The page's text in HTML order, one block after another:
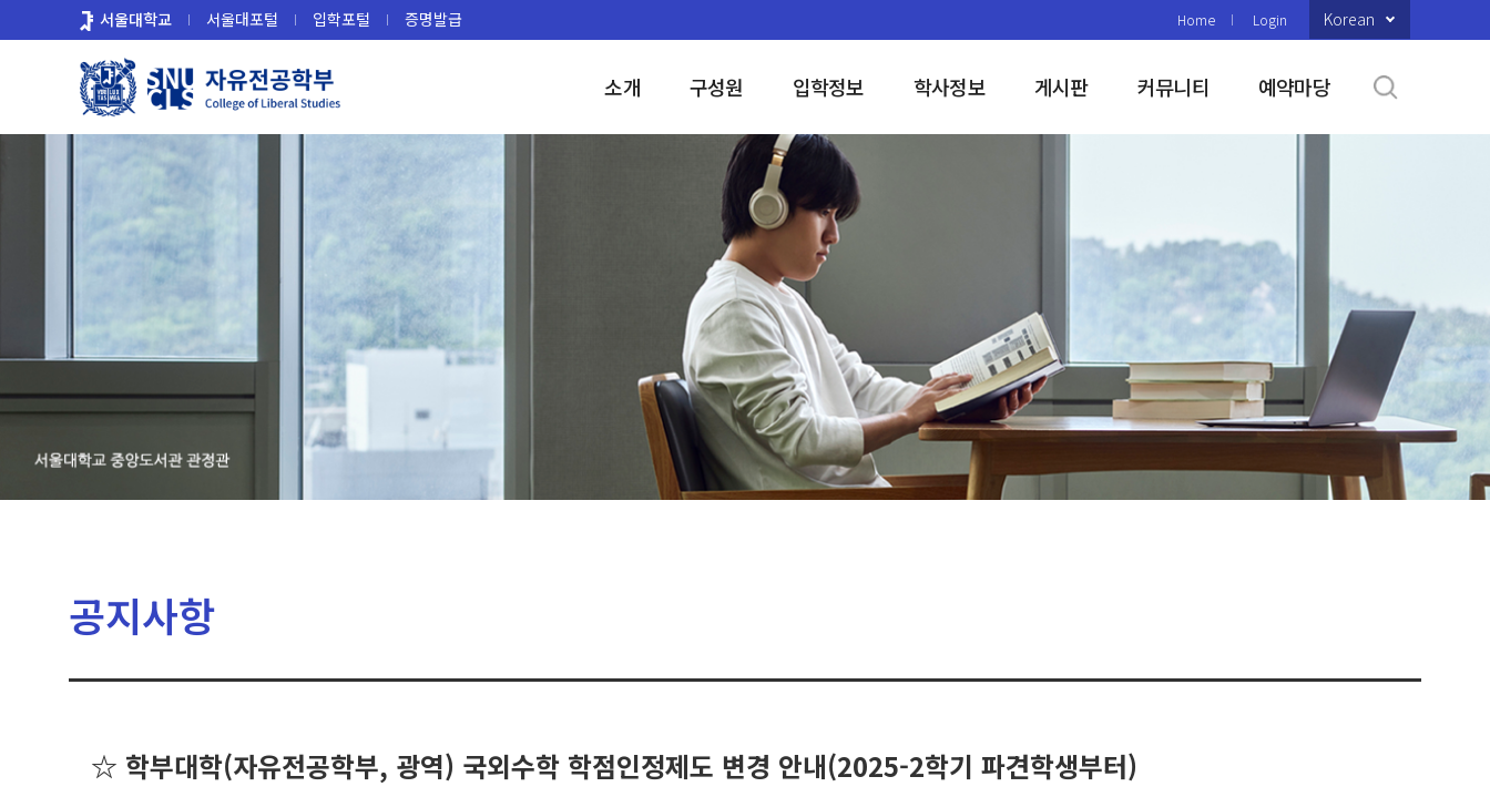
로
서울대학교 서울대포털 입학포털 증명발급 Home Login Korean
소개 구성원 입학정보 학사정보 게시판 커뮤니티 예약마당
공지사항
☆ 학부대학(자유전공학부, 광역) 국외수학 학점인정제도 변경 안내(2025-2학기 파견학생부터)